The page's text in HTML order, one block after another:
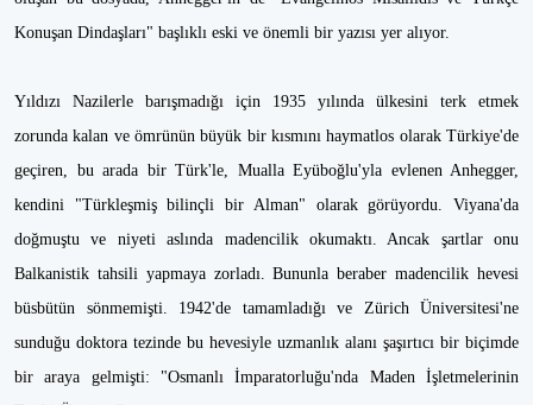
Konuşan Dindaşları" başlıklı eski ve önemli bir yazısı yer alıyor.
Yıldızı Nazilerle barışmadığı için 1935 yılında ülkesini terk etmek
zorunda kalan ve ömrünün büyük bir kısmını haymatlos olarak Türkiye'de
geçiren, bu arada bir Türk'le, Mualla Eyüboğlu'yla evlenen Anhegger,
kendini "Türkleşmiş bilinçli bir Alman" olarak görüyordu. Viyana'da
doğmuştu ve niyeti aslında madencilik okumaktı. Ancak şartlar onu
Balkanistik tahsili yapmaya zorladı. Bununla beraber madencilik hevesi
büsbütün sönmemişti. 1942'de tamamladığı ve Zürich Üniversitesi'ne
sunduğu doktora tezinde bu hevesiyle uzmanlık alanı şaşırtıcı bir biçimde
bir araya gelmişti: "Osmanlı İmparatorluğu'nda Maden İşletmelerinin